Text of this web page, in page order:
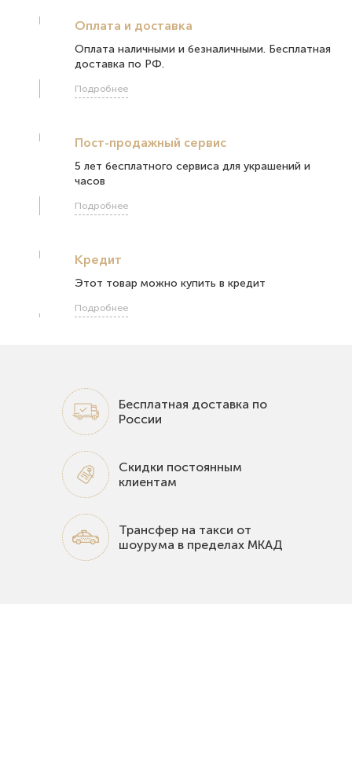
Оплата и доставка
Оплата наличными и безналичными. Бесплатная
доставка по РФ.
Подробнее
Пост-продажный сервис
5 лет бесплатного сервиса для украшений и
часов
Подробнее
Кредит
Этот товар можно купить в кредит
Подробнее
Бесплатная доставка по
России
Скидки постоянным
клиентам
Трансфер на такси от
шоурума в пределах МКАД